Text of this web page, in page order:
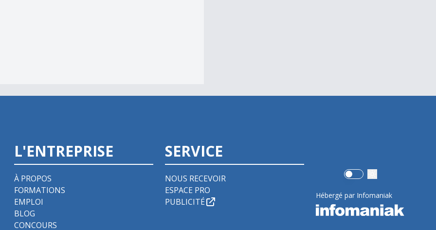
L'ENTREPRISE
À PROPOS
FORMATIONS
EMPLOI
BLOG
CONCOURS
SERVICE
NOUS RECEVOIR
ESPACE PRO
PUBLICITÉ
Use setting
Hébergé par Infomaniak